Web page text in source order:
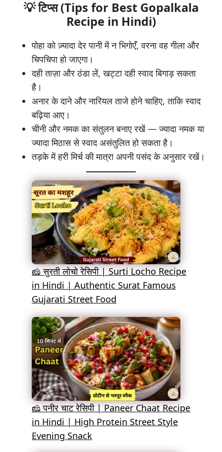
💡टिप्स (Tips for Best Gopalkala
Recipe in Hindi)
पोहा को ज़्यादा देर पानी में न भिगोएँ, वरना वह गीला और
चिपचिपा हो जाएगा।
दही ताज़ा और ठंडा लें, खट्टा दही स्वाद बिगाड़ सकता
है।
अनार के दाने और नारियल ताजे होने चाहिए, ताकि स्वाद
बढ़िया आए।
चीनी और नमक का संतुलन बनाए रखें — ज्यादा नमक या
ज्यादा मिठास से स्वाद असंतुलित हो सकता है।
तड़के में हरी मिर्च की मात्रा अपनी पसंद के अनुसार रखें।
🧀 सुरती लोचो रेसिपी | Surti Locho Recipe
in Hindi | Authentic Surat Famous
Gujarati Street Food
🧀 पनीर चाट रेसिपी | Paneer Chaat Recipe
in Hindi | High Protein Street Style
Evening Snack